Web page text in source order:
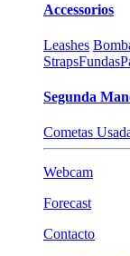
Accessorios
Leashes
StrapsFundas
Segunda
Cometas
Webcam
Forecast
Contacto